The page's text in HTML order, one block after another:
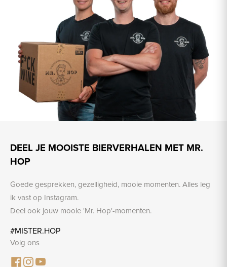
DEEL JE MOOISTE BIERVERHALEN MET MR.
HOP
Goede gesprekken, gezelligheid, mooie momenten. Alles leg
ik vast op Instagram.
Deel ook jouw mooie 'Mr. Hop'-momenten.
#MISTER.HOP
Volg ons